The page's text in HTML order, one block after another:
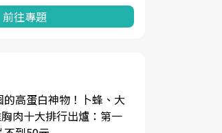
前往專題
高蛋白神物！卜蜂、大
肉十大排行出爐：第一